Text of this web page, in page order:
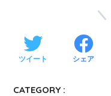
ツイート シェア
CATEGORY :